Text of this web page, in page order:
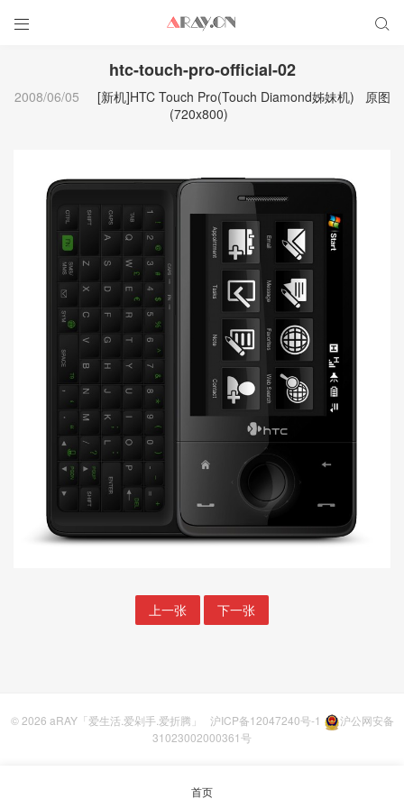
 
htc-touch-pro-official-02
2008/06/05 [新机]HTC Touch Pro(Touch Diamond姊妹机)
原图
(720x800)
上一张 下一张
© 2026 aRAY「爱生活.爱剁手.爱折腾」 沪ICP备12047240号-1
沪公网安备
31023002000361号
首页